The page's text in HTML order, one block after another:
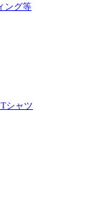
ング等
シャツ